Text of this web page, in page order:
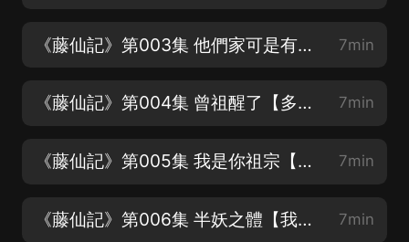
《藤仙記》第003集 他們家可是有族譜的【感謝您的打賞、月票支持】 7min
《藤仙記》第004集 曾祖醒了【多日不醒的林氏正睜著一雙眼睛定定的望著她們】 7min
《藤仙記》第005集 我是你祖宗【你要怎麼樣才離開我曾祖奶奶的身體】 7min
《藤仙記》第006集 半妖之體【我父乃一株得了莫大機緣的香豌豆藤妖】 7min